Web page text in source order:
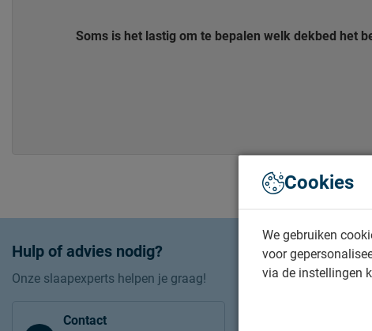
Soms is het lastig om te bepalen welk dekbed het
Hulp of advies nodig?
Onze slaapexperts helpen je graag!
Contact
Cookies
We gebruiken
voor
via de instellingen